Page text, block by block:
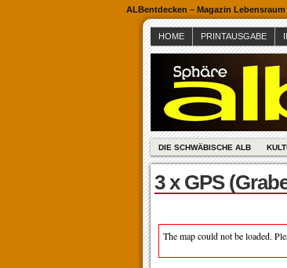
ALBentdecken – Magazin
HOME PRINTAUSGABE
DIE SCHWÄBISCHE ALB
3 x GPS
The map could not be loaded.